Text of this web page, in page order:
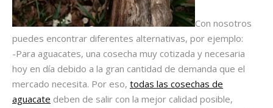
Con nosotros
puedes encontrar diferentes alternativas, por ejemplo:
-Para aguacates, una cosecha muy cotizada y necesaria
hoy en día debido a la gran cantidad de demanda que el
mercado necesita. Por eso, todas las cosechas de
aguacate deben de salir con la mejor calidad posible,